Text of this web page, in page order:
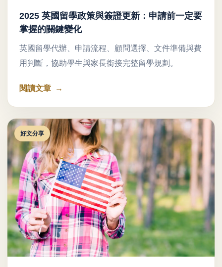
2025 英國留學政策與簽證更新：申請前一定要
掌握的關鍵變化
英國留學代辦、申請流程、顧問選擇、文件準備與費
用判斷，協助學生與家長銜接完整留學規劃。
閱讀文章
好文分享